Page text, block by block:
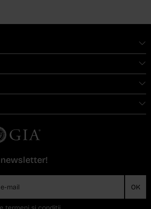
OK